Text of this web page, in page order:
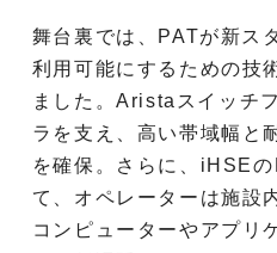
舞台裏では、PATが新ス
利用可能にするための技
ました。Aristaスイッチ
ラを支え、高い帯域幅と
を確保。さらに、iHSE
て、オペレーターは施設
コンピューターやアプリ